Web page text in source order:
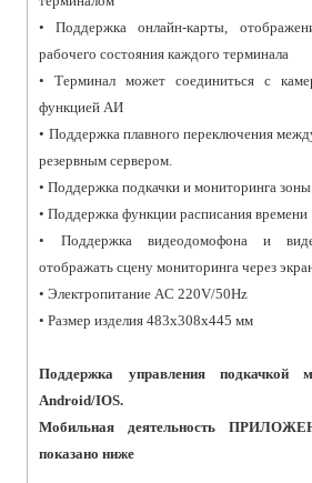
• Поддержка онлайн-карты,
рабочего состояния каждого терминала
• Терминал может соединиться с
функцией АИ
• Поддержка плавного переключения
резервным сервером.
• Поддержка подкачки и мониторинга зоны
• Поддержка функции расписания времени
• Поддержка видеодомофона и
отображать сцену мониторинга через
• Электропитание AC 220V/50Hz
• Размер изделия 483x308x445 мм
Поддержка управления подкачкой
Android/IOS.
Мобильная деятельность
показано ниже